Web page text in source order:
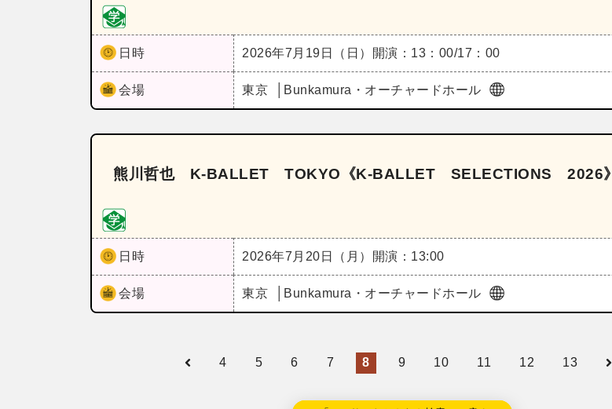
日時 2026年7月19日（日） 開演：13：00/17：00
会場 東京 Bunkamura・オーチャードホール
熊川哲也 K‐BALLET TOKYO《K‐BALLET SELECTIONS 2026》
日時 2026年7月20日（月） 開演：13:00
会場 東京 Bunkamura・オーチャードホール
4 5 6 7 8 9 10 11 12 13